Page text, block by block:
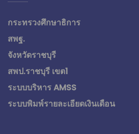
กระทรวงศึกษาธิการ
สพฐ.
จังหวัดราชบุรี
สพป.ราชบุรี เขต1
ระบบบริหาร AMSS
ระบบพิมพ์รายละเอียดเงินเดือน